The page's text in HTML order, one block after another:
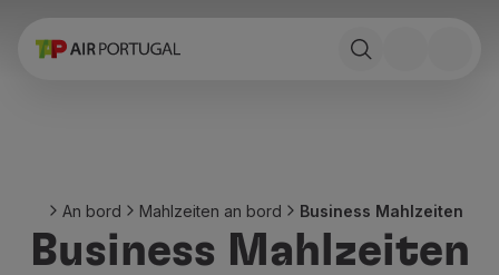
Buchen
Stopover
Reiseinformationen
An bord Mahlzeiten an bord Business Mahlzeiten
Business Mahlzeiten